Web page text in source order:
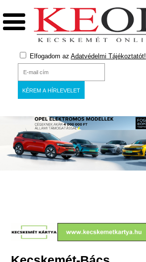
Elfogadom az Adatvédelmi Tájékoztatót!